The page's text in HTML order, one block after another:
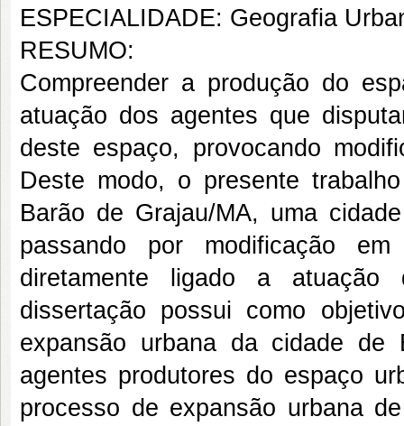
ESPECIALIDADE: Geografia
RESUMO:
Compreender a produção do
atuação dos agentes que
deste espaço, provocando
Deste modo, o presente
Barão de Grajau/MA, uma
passando por modificação
diretamente ligado a
dissertação possui como
expansão urbana da cidade
agentes produtores do espaço
processo de expansão urbana